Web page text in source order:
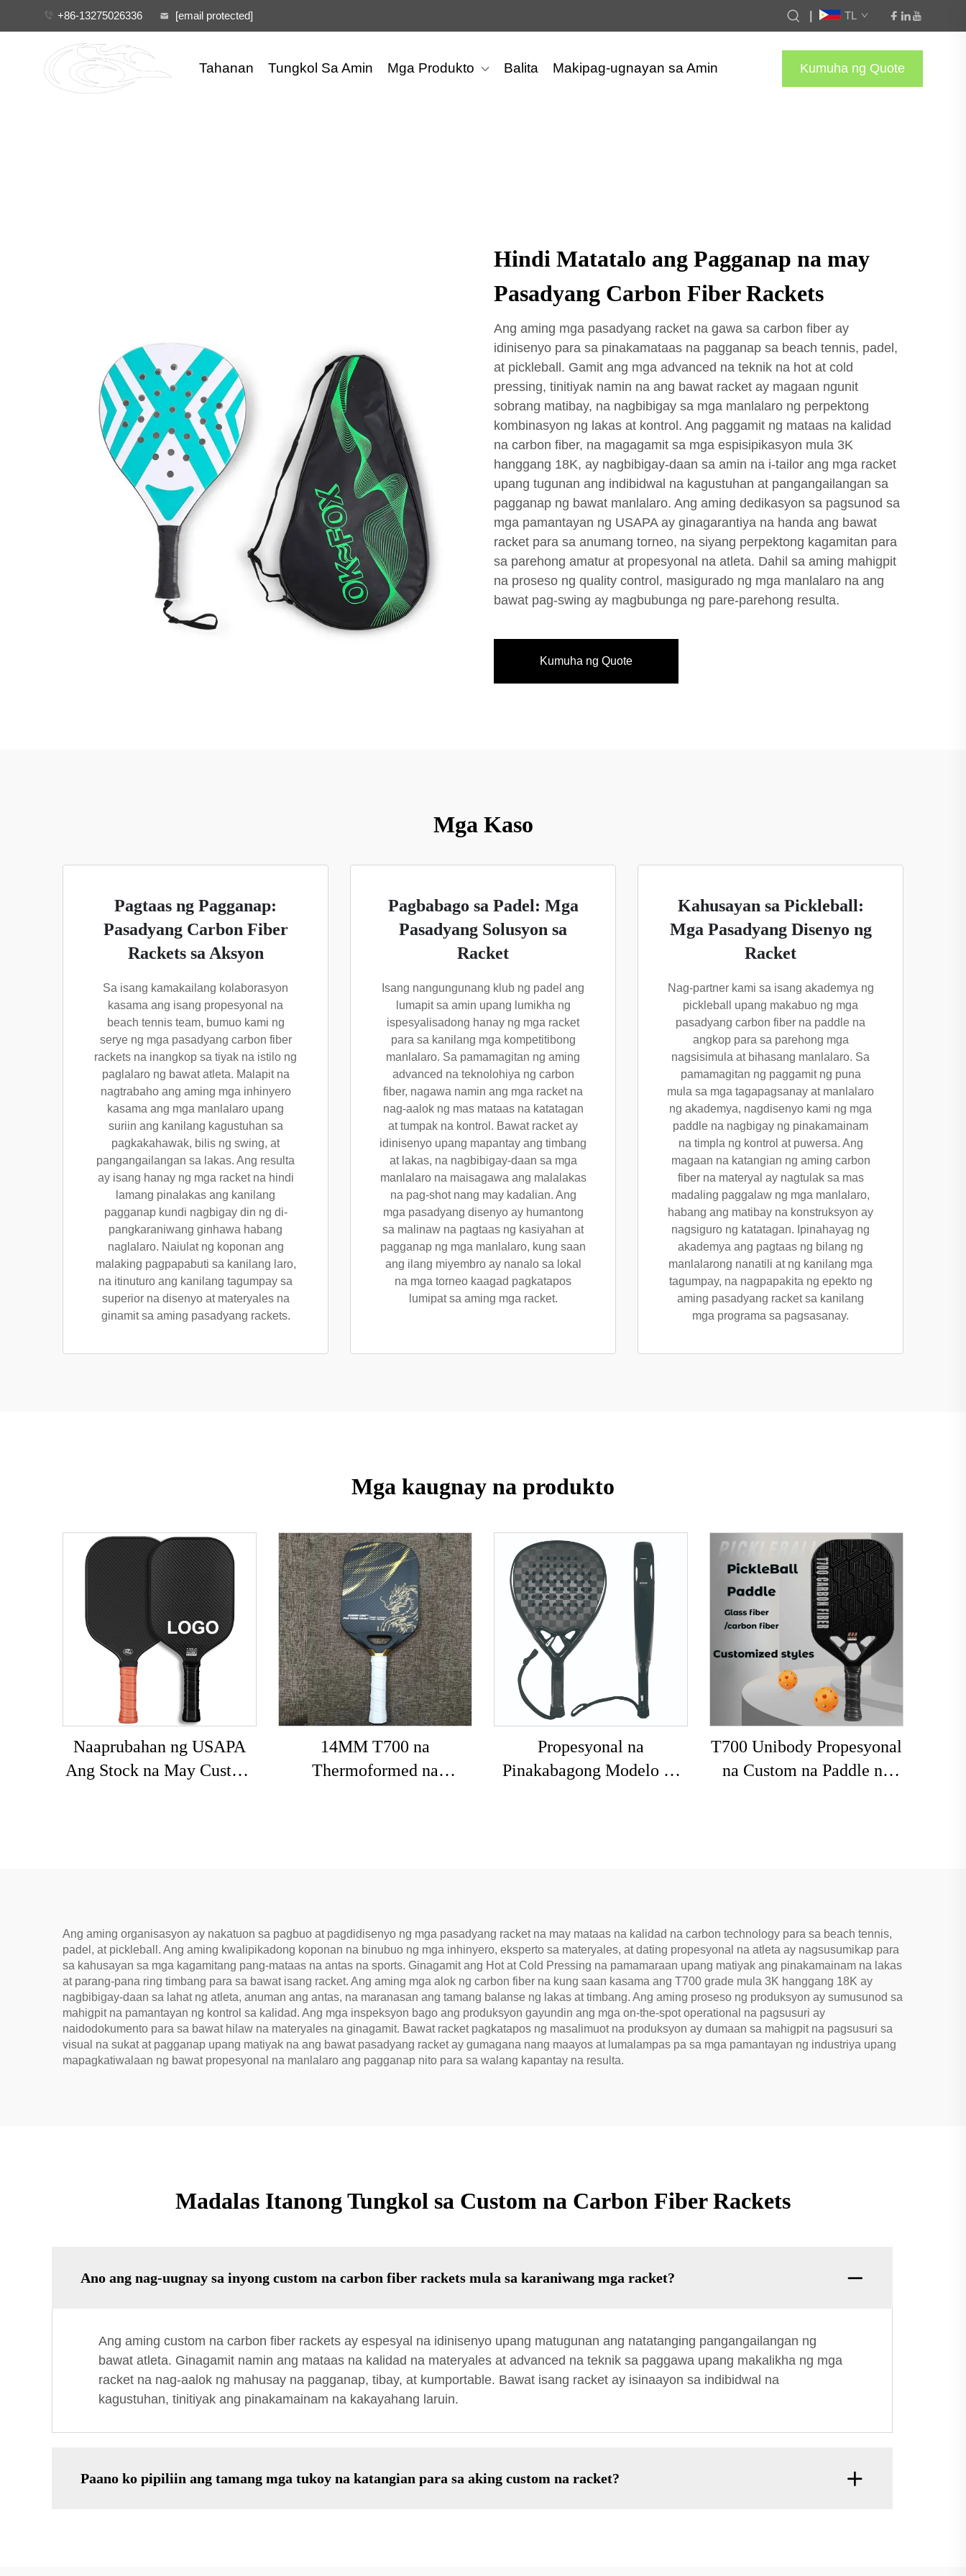
+86-13275026336 [email protected] TL
Tahanan Tungkol Sa Amin Mga Produkto Balita Makipag-ugnayan sa Amin Kumuha ng Quote
Hindi Matatalo ang Pagganap na may
Pasadyang Carbon Fiber Rackets
Ang aming mga pasadyang racket na gawa sa carbon fiber ay
idinisenyo para sa pinakamataas na pagganap sa beach tennis, padel,
at pickleball. Gamit ang mga advanced na teknik na hot at cold
pressing, tinitiyak namin na ang bawat racket ay magaan ngunit
sobrang matibay, na nagbibigay sa mga manlalaro ng perpektong
kombinasyon ng lakas at kontrol. Ang paggamit ng mataas na kalidad
na carbon fiber, na magagamit sa mga espisipikasyon mula 3K
hanggang 18K, ay nagbibigay-daan sa amin na i-tailor ang mga racket
upang tugunan ang indibidwal na kagustuhan at pangangailangan sa
pagganap ng bawat manlalaro. Ang aming dedikasyon sa pagsunod sa
mga pamantayan ng USAPA ay ginagarantiya na handa ang bawat
racket para sa anumang torneo, na siyang perpektong kagamitan para
sa parehong amatur at propesyonal na atleta. Dahil sa aming mahigpit
na proseso ng quality control, masigurado ng mga manlalaro na ang
bawat pag-swing ay magbubunga ng pare-parehong resulta.
Kumuha ng Quote
Mga Kaso
Pagtaas ng Pagganap:
Pasadyang Carbon Fiber
Rackets sa Aksyon
Sa isang kamakailang kolaborasyon
kasama ang isang propesyonal na
beach tennis team, bumuo kami ng
serye ng mga pasadyang carbon fiber
rackets na inangkop sa tiyak na istilo ng
paglalaro ng bawat atleta. Malapit na
nagtrabaho ang aming mga inhinyero
kasama ang mga manlalaro upang
suriin ang kanilang kagustuhan sa
pagkakahawak, bilis ng swing, at
pangangailangan sa lakas. Ang resulta
ay isang hanay ng mga racket na hindi
lamang pinalakas ang kanilang
pagganap kundi nagbigay din ng di-
pangkaraniwang ginhawa habang
naglalaro. Naiulat ng koponan ang
malaking pagpapabuti sa kanilang laro,
na itinuturo ang kanilang tagumpay sa
superior na disenyo at materyales na
ginamit sa aming pasadyang rackets.
Pagbabago sa Padel: Mga
Pasadyang Solusyon sa
Racket
Isang nangungunang klub ng padel ang
lumapit sa amin upang lumikha ng
ispesyalisadong hanay ng mga racket
para sa kanilang mga kompetitibong
manlalaro. Sa pamamagitan ng aming
advanced na teknolohiya ng carbon
fiber, nagawa namin ang mga racket na
nag-aalok ng mas mataas na katatagan
at tumpak na kontrol. Bawat racket ay
idinisenyo upang mapantay ang timbang
at lakas, na nagbibigay-daan sa mga
manlalaro na maisagawa ang malalakas
na pag-shot nang may kadalian. Ang
mga pasadyang disenyo ay humantong
sa malinaw na pagtaas ng kasiyahan at
pagganap ng mga manlalaro, kung saan
ang ilang miyembro ay nanalo sa lokal
na mga torneo kaagad pagkatapos
lumipat sa aming mga racket.
Kahusayan sa Pickleball:
Mga Pasadyang Disenyo ng
Racket
Nag-partner kami sa isang akademya ng
pickleball upang makabuo ng mga
pasadyang carbon fiber na paddle na
angkop para sa parehong mga
nagsisimula at bihasang manlalaro. Sa
pamamagitan ng paggamit ng puna
mula sa mga tagapagsanay at manlalaro
ng akademya, nagdisenyo kami ng mga
paddle na nagbigay ng pinakamainam
na timpla ng kontrol at puwersa. Ang
magaan na katangian ng aming carbon
fiber na materyal ay nagtulak sa mas
madaling paggalaw ng mga manlalaro,
habang ang matibay na konstruksyon ay
nagsiguro ng katatagan. Ipinahayag ng
akademya ang pagtaas ng bilang ng
manlalarong nanatili at ng kanilang mga
tagumpay, na nagpapakita ng epekto ng
aming pasadyang racket sa kanilang
mga programa sa pagsasanay.
Mga kaugnay na produkto
Naaprubahan ng USAPA
Ang Stock na May Custom
14MM T700 na
Thermoformed na
Propesyonal na
Pinakabagong Modelo na
T700 Unibody Propesyonal
na Custom na Paddle ng
Ang aming organisasyon ay nakatuon sa pagbuo at pagdidisenyo ng mga pasadyang racket na may mataas na kalidad na carbon technology para sa beach tennis,
padel, at pickleball. Ang aming kwalipikadong koponan na binubuo ng mga inhinyero, eksperto sa materyales, at dating propesyonal na atleta ay nagsusumikap para
sa kahusayan sa mga kagamitang pang-mataas na antas na sports. Ginagamit ang Hot at Cold Pressing na pamamaraan upang matiyak ang pinakamainam na lakas
at parang-pana ring timbang para sa bawat isang racket. Ang aming mga alok ng carbon fiber na kung saan kasama ang T700 grade mula 3K hanggang 18K ay
nagbibigay-daan sa lahat ng atleta, anuman ang antas, na maranasan ang tamang balanse ng lakas at timbang. Ang aming proseso ng produksyon ay sumusunod sa
mahigpit na pamantayan ng kontrol sa kalidad. Ang mga inspeksyon bago ang produksyon gayundin ang mga on-the-spot operational na pagsusuri ay
naidodokumento para sa bawat hilaw na materyales na ginagamit. Bawat racket pagkatapos ng masalimuot na produksyon ay dumaan sa mahigpit na pagsusuri sa
visual na sukat at pagganap upang matiyak na ang bawat pasadyang racket ay gumagana nang maayos at lumalampas pa sa mga pamantayan ng industriya upang
mapagkatiwalaan ng bawat propesyonal na manlalaro ang pagganap nito para sa walang kapantay na resulta.
Madalas Itanong Tungkol sa Custom na Carbon Fiber Rackets
Ano ang nag-uugnay sa inyong custom na carbon fiber rackets mula sa karaniwang mga racket?
Ang aming custom na carbon fiber rackets ay espesyal na idinisenyo upang matugunan ang natatanging pangangailangan ng
bawat atleta. Ginagamit namin ang mataas na kalidad na materyales at advanced na teknik sa paggawa upang makalikha ng mga
racket na nag-aalok ng mahusay na pagganap, tibay, at kumportable. Bawat isang racket ay isinaayon sa indibidwal na
kagustuhan, tinitiyak ang pinakamainam na kakayahang laruin.
Paano ko pipiliin ang tamang mga tukoy na katangian para sa aking custom na racket?